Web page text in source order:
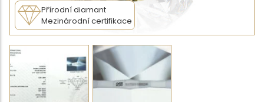
Přírodní diamant
Mezinárodní certifikace